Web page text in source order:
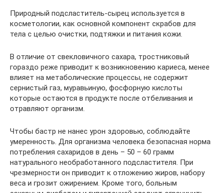
Природный подсластитель-сырец используется в
косметологии, как основной компонент скрабов для
тела с целью очистки, подтяжки и питания кожи.
В отличие от свекловичного сахара, тростниковый
гораздо реже приводит к возникновению кариеса, менее
влияет на метаболические процессы, не содержит
сернистый газ, муравьиную, фосфорную кислоты
которые остаются в продукте после отбеливания и
отравляют организм.
Чтобы бастр не нанес урон здоровью, соблюдайте
умеренность. Для организма человека безопасная норма
потребления сахаридов в день – 50 – 60 грамм
натурального необработанного подсластителя. При
чрезмерности он приводит к отложению жиров, набору
веса и грозит ожирением. Кроме того, больным